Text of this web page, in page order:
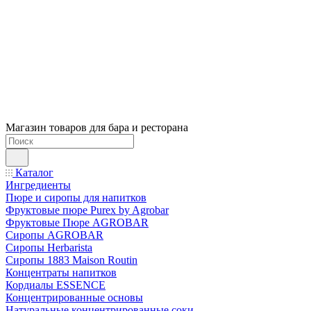
Магазин товаров для бара и ресторана
Каталог
Ингредиенты
Пюре и сиропы для напитков
Фруктовые пюре Purex by Agrobar
Фруктовые Пюре AGROBAR
Сиропы AGROBAR
Сиропы Herbarista
Сиропы 1883 Maison Routin
Концентраты напитков
Кордиалы ESSENCE
Концентрированные основы